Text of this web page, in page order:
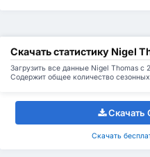
Скачать статистику Nigel
Загрузить все данные Nigel Thomas с
Содержит общее количество
Скачать
Скачать